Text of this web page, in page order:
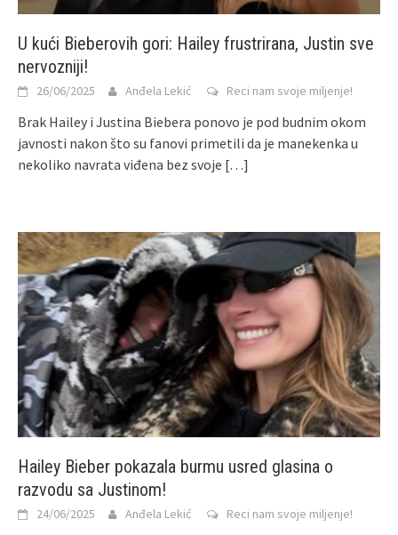
U kući Bieberovih gori: Hailey frustrirana, Justin sve
nervozniji!
26/06/2025 Anđela Lekić Reci nam svoje miljenje!
Brak Hailey i Justina Biebera ponovo je pod budnim okom
javnosti nakon što su fanovi primetili da je manekenka u
nekoliko navrata viđena bez svoje […]
Hailey Bieber pokazala burmu usred glasina o
razvodu sa Justinom!
24/06/2025 Anđela Lekić Reci nam svoje miljenje!